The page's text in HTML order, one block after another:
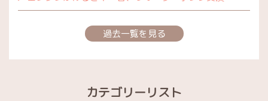
過去一覧を見る
カテゴリーリスト